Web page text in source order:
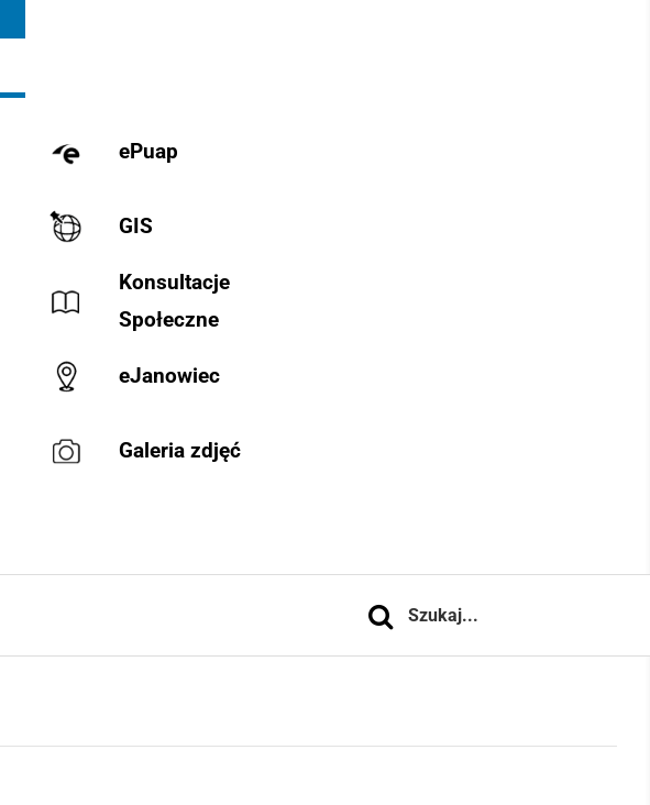
ePuap
GIS
Konsultacje
Społeczne
eJanowiec
Galeria zdjęć
Szukaj